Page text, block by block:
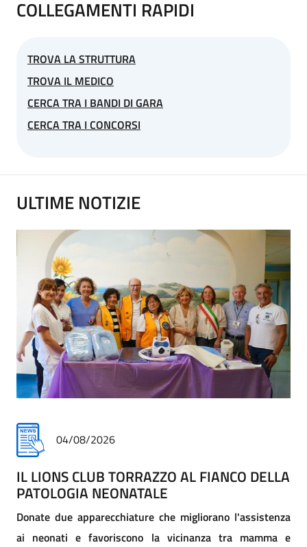
COLLEGAMENTI RAPIDI
TROVA LA STRUTTURA
TROVA IL MEDICO
CERCA TRA I BANDI DI GARA
CERCA TRA I CONCORSI
ULTIME NOTIZIE
30/07/2026
IL DONO SPIEGATO AI BAMBINI
COME UN GESTO DI SOLIDARIETÀ PUÒ CAMBIARE UNA
VITA